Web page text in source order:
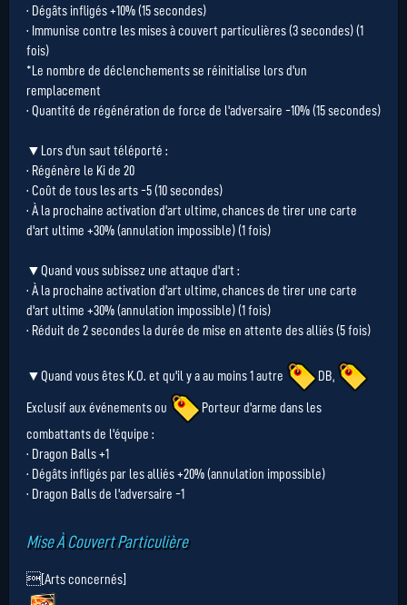
· Dégâts infligés +10% (15 secondes)
· Immunise contre les mises à couvert particulières (3 secondes) (1
fois)
*Le nombre de déclenchements se réinitialise lors d'un
remplacement
· Quantité de régénération de force de l'adversaire -10% (15 secondes)
▼Lors d'un saut téléporté :
· Régénère le Ki de 20
· Coût de tous les arts -5 (10 secondes)
· À la prochaine activation d'art ultime, chances de tirer une carte
d'art ultime +30% (annulation impossible) (1 fois)
▼Quand vous subissez une attaque d'art :
· À la prochaine activation d'art ultime, chances de tirer une carte
d'art ultime +30% (annulation impossible) (1 fois)
· Réduit de 2 secondes la durée de mise en attente des alliés (5 fois)
▼Quand vous êtes K.O. et qu'il y a au moins 1 autre DB,
Exclusif aux événementsou Porteur d'arme dans les
combattants de l'équipe :
· Dragon Balls +1
· Dégâts infligés par les alliés +20% (annulation impossible)
· Dragon Balls de l'adversaire -1
Mise À Couvert Particulière
[Arts concernés]